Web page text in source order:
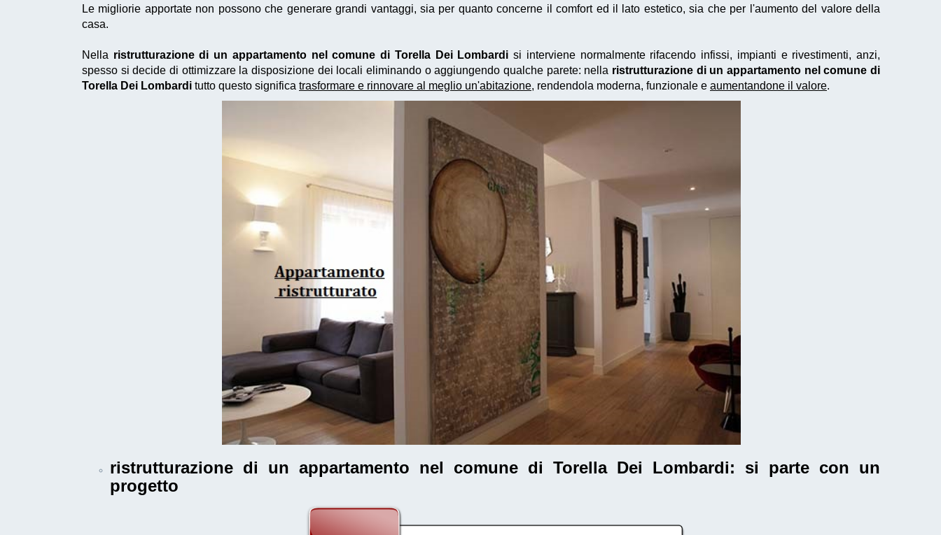
Le migliorie apportate non possono che generare grandi vantaggi, sia per quanto concerne il comfort ed il lato estetico, sia che per l'aumento del valore della
casa.
Nella ristrutturazione di un appartamento nel comune di Torella Dei Lombardi si interviene normalmente rifacendo infissi, impianti e rivestimenti, anzi,
spesso si decide di ottimizzare la disposizione dei locali eliminando o aggiungendo qualche parete: nella ristrutturazione di un appartamento nel comune di
Torella Dei Lombardi tutto questo significa trasformare e rinnovare al meglio un'abitazione, rendendola moderna, funzionale e aumentandone il valore.
ristrutturazione di un appartamento nel comune di Torella Dei Lombardi: si parte con un
progetto